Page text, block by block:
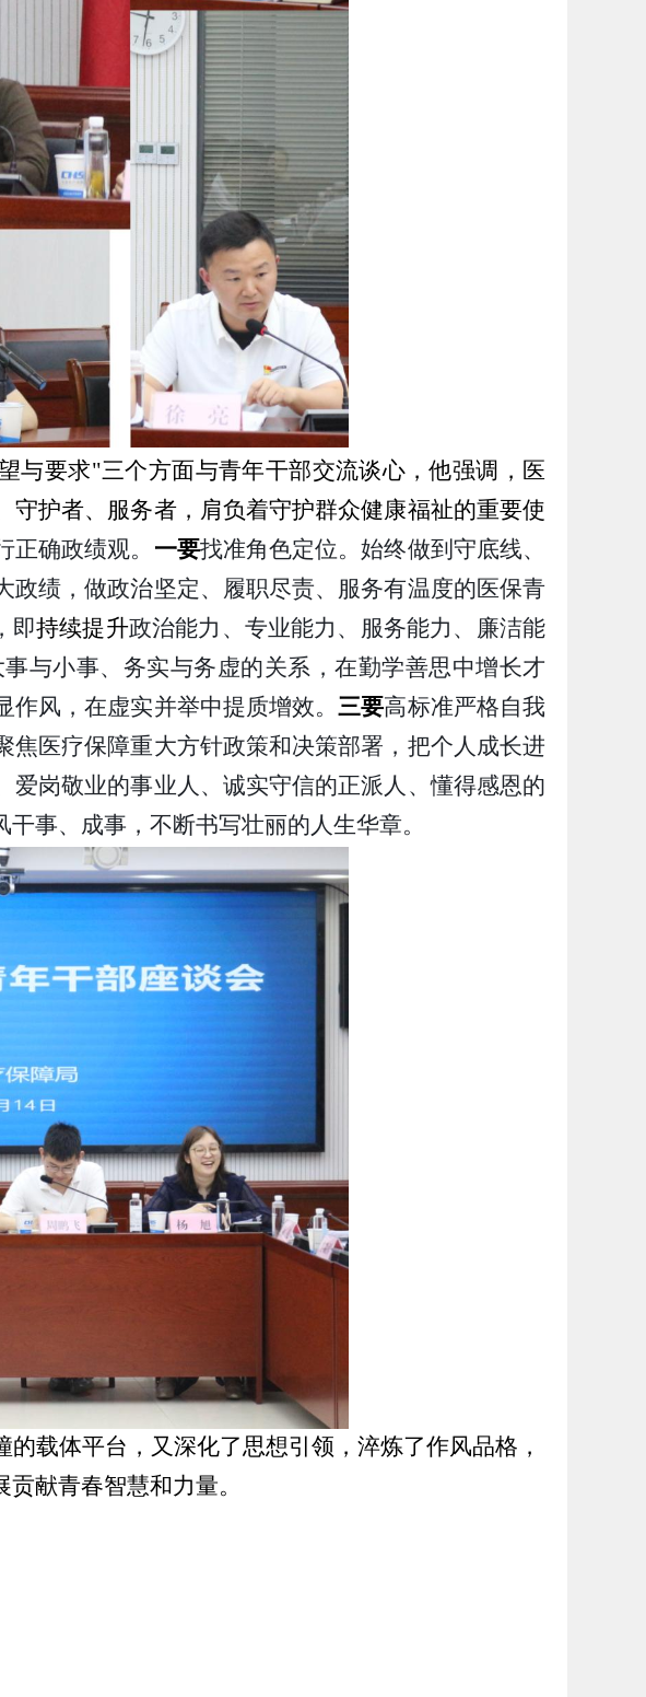
与要求"三个方面与青年干部交流谈心，他强调，医
护者、服务者，肩负着守护群众健康福祉的重要使
正确政绩观。 一要找准角色定位。始终做到守底线、
绩，做政治坚定、履职尽责、服务有温度的医保青
即持续提升政治能力、专业能力、服务能力、廉洁能
与小事、务实与务虚的关系，在勤学善思中增长才
作风，在虚实并举中提质增效。三要高标准严格自我
医疗保障重大方针政策和决策部署，把个人成长进
岗敬业的事业人、诚实守信的正派人、懂得感恩的
事、成事，不断书写壮丽的人生华章。
载体平台，又深化了思想引领，淬炼了作风品格，
献青春智慧和力量。